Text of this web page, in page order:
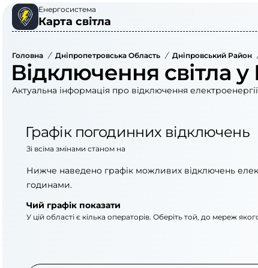
Енергосистема
Карта світла
Головна / Дніпропетровська Область / Дніпровський Район
Відключення світла у
Актуальна інформація про відключення
Графік погодинних відключень
Зі всіма змінами станом на
Нижче наведено графік можливих відключень
годинами.
Чий графік показати
У цій області є кілька операторів. Оберіть той, до мереж